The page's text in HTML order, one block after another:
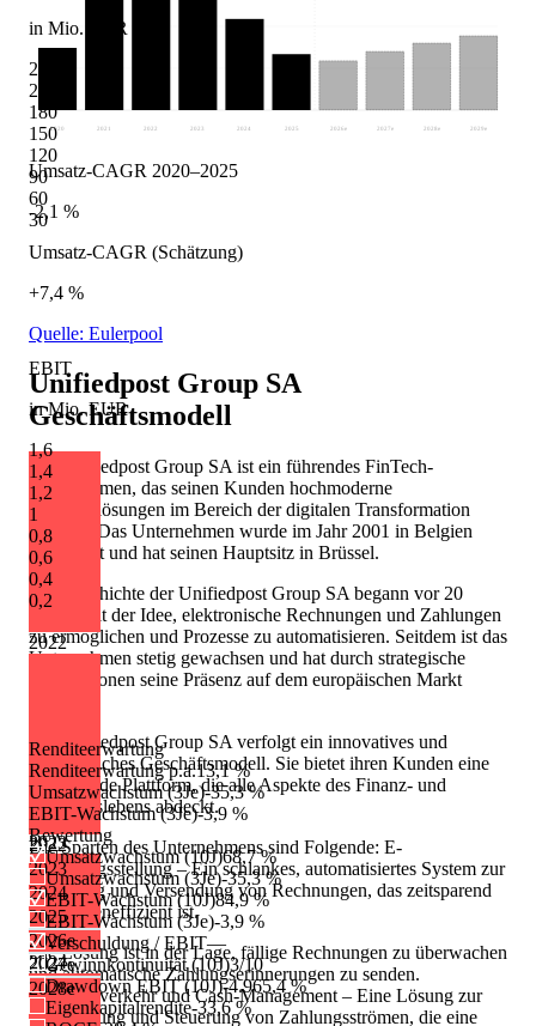
in Mio. EUR
240
210
180
150
120
90
60
30
2022
2023
2024
EBIT
in Mio. EUR
1,6
1,4
1,2
1
0,8
0,6
0,4
0,2
2022
2023
2024
2025
2026e
2027e
2028e
Renditeerwartung
Renditeerwartung p.a.13,1 %
Umsatzwachstum (3Je)-35,3 %
EBIT-Wachstum (3Je)-3,9 %
Bewertung
Umsatzwachstum (10J)68,7 %
Umsatzwachstum (3Je)-35,3 %
EBIT-Wachstum (10J)84,9 %
EBIT-Wachstum (3Je)-3,9 %
Verschuldung / EBIT—
Gewinnkontinuität (10J)3/10
Drawdown EBIT (10J)-4.965,4 %
Eigenkapitalrendite-33,6 %
2020 2021 2022 2023 2024 2025 2026 e 2027 e 2028 e 2029 e
Umsatz-CAGR 2020–2025
-2,1 %
Umsatz-CAGR (Schätzung)
+7,4 %
Quelle: Eulerpool
Unifiedpost Group SA
Geschäftsmodell
Die Unifiedpost Group SA ist ein führendes FinTech-
Unternehmen, das seinen Kunden hochmoderne
Softwarelösungen im Bereich der digitalen Transformation
anbietet. Das Unternehmen wurde im Jahr 2001 in Belgien
gegründet und hat seinen Hauptsitz in Brüssel.
Die Geschichte der Unifiedpost Group SA begann vor 20
Jahren mit der Idee, elektronische Rechnungen und Zahlungen
zu ermöglichen und Prozesse zu automatisieren. Seitdem ist das
Unternehmen stetig gewachsen und hat durch strategische
Akquisitionen seine Präsenz auf dem europäischen Markt
Die Unifiedpost Group SA verfolgt ein innovatives und
ganzheitliches Geschäftsmodell. Sie bietet ihren Kunden eine
umfassende Plattform, die alle Aspekte des Finanz- und
Geschäftslebens abdeckt.
Die Sparten des Unternehmens sind Folgende: E-
Rechnungsstellung – Ein schlankes, automatisiertes System zur
Erstellung und Versendung von Rechnungen, das zeitsparend
und kosteneffizient ist.
Die Lösung ist in der Lage, fällige Rechnungen zu überwachen
und automatische Zahlungserinnerungen zu senden.
Zahlungsverkehr und Cash-Management – Eine Lösung zur
Verarbeitung und Steuerung von Zahlungsströmen, die eine